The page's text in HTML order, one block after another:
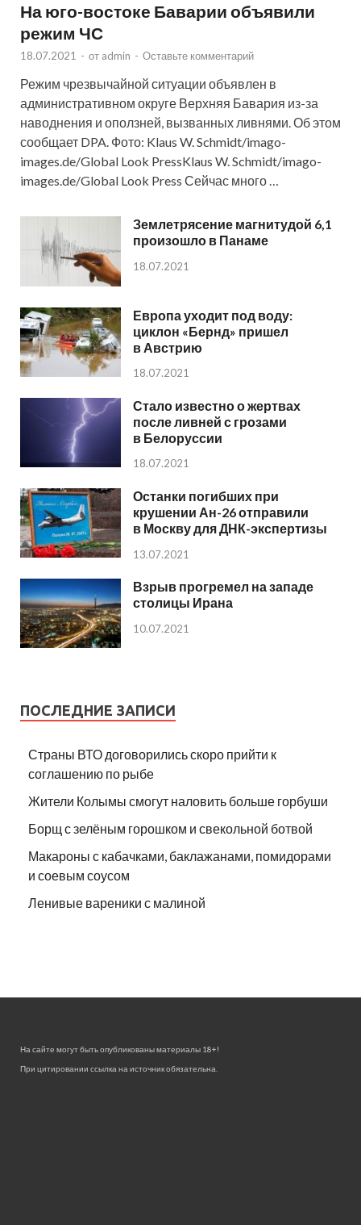
На юго-востоке Баварии объявили
режим ЧС
18.07.2021 - от admin - Оставьте комментарий
Режим чрезвычайной ситуации объявлен в
административном округе Верхняя Бавария из-за
наводнения и оползней, вызванных ливнями. Об этом
сообщает DPA. Фото: Klaus W. Schmidt/imago-
images.de/Global Look PressKlaus W. Schmidt/imago-
images.de/Global Look Press Сейчас много …
Землетрясение магнитудой 6,1
произошло в Панаме
18.07.2021
Европа уходит под воду:
циклон «Бернд» пришел
в Австрию
18.07.2021
Стало известно о жертвах
после ливней с грозами
в Белоруссии
18.07.2021
Останки погибших при
крушении Ан-26 отправили
в Москву для ДНК-экспертизы
13.07.2021
Взрыв прогремел на западе
столицы Ирана
10.07.2021
ПОСЛЕДНИЕ ЗАПИСИ
Страны ВТО договорились скоро прийти к
соглашению по рыбе
Жители Колымы смогут наловить больше горбуши
Борщ с зелёным горошком и свекольной ботвой
Макароны с кабачками, баклажанами, помидорами
и соевым соусом
Ленивые вареники с малиной
На сайте могут быть опубликованы материалы 18+!
При цитировании ссылка на источник обязательна.